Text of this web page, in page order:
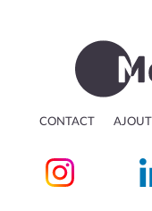
CONTACT